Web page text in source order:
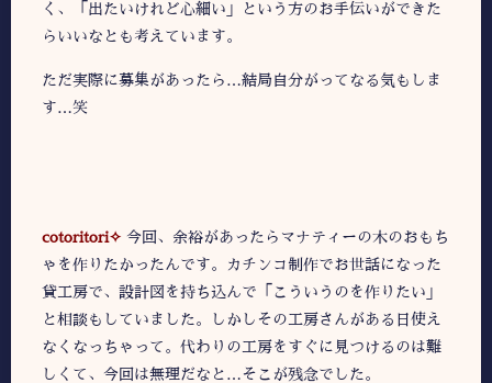
く、「出たいけれど心細い」という方のお手伝いができた
らいいなとも考えています。
ただ実際に募集があったら…結局自分がってなる気もしま
す…笑
cotoritori✧ 今回、余裕があったらマナティーの木のおもち
ゃを作りたかったんです。カチンコ制作でお世話になった
貸工房で、設計図を持ち込んで「こういうのを作りたい」
と相談もしていました。しかしその工房さんがある日使え
なくなっちゃって。代わりの工房をすぐに見つけるのは難
しくて、今回は無理だなと…そこが残念でした。